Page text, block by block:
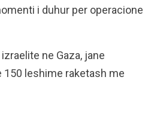
i duhur per operacione
ne Gaza, jane
leshime raketash me